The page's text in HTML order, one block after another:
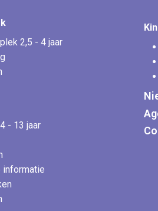
2,5 - 4 jaar
- 13 jaar
informatie